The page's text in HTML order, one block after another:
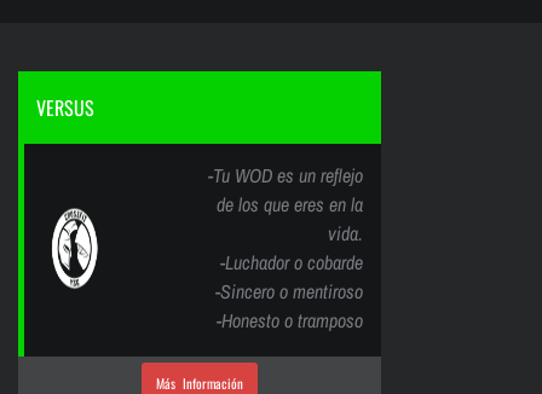
VERSUS
-Tu WOD es un reflejo
de los que eres en la
vida.
-Luchador o cobarde
-Sincero o mentiroso
-Honesto o tramposo
Más Información